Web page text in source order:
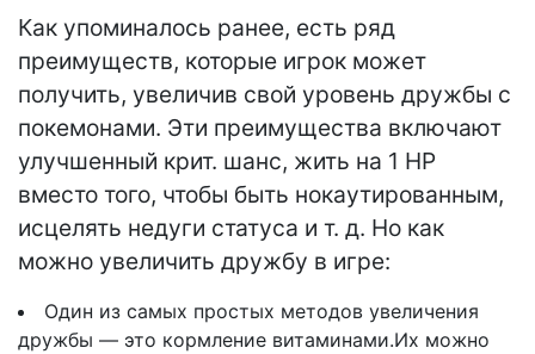
Как упоминалось ранее, есть ряд
преимуществ, которые игрок может
получить, увеличив свой уровень дружбы с
покемонами. Эти преимущества включают
улучшенный крит. шанс, жить на 1 HP
вместо того, чтобы быть нокаутированным,
исцелять недуги статуса и т. д. Но как
можно увеличить дружбу в игре:
Один из самых простых методов увеличения
дружбы — это кормление витаминами.Их можно